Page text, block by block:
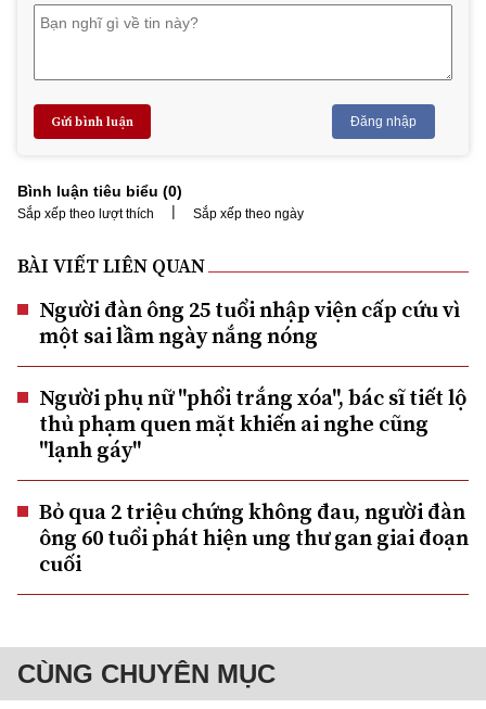
Gửi bình luận Đăng nhập
Bình luận tiêu biểu (0)
Sắp xếp theo lượt thích | Sắp xếp theo ngày
BÀI VIẾT LIÊN QUAN
Người đàn ông 25 tuổi nhập viện cấp cứu vì
một sai lầm ngày nắng nóng
Người phụ nữ "phổi trắng xóa", bác sĩ tiết lộ
thủ phạm quen mặt khiến ai nghe cũng
"lạnh gáy"
Bỏ qua 2 triệu chứng không đau, người đàn
ông 60 tuổi phát hiện ung thư gan giai đoạn
cuối
CÙNG CHUYÊN MỤC